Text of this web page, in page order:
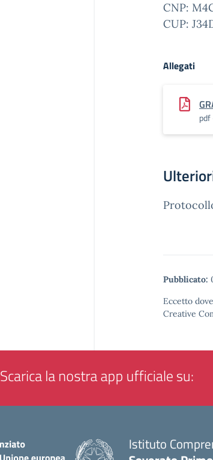
CNP:
CUP:
Allegati
Pubblicato:
Eccetto
Creative
Scarica la nostra app ufficiale su:
Istituto